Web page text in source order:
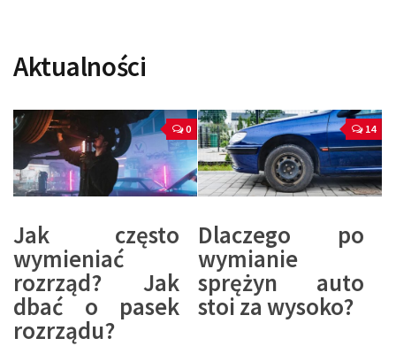
Aktualności
0
Jak często
wymieniać
rozrząd? Jak
dbać o pasek
rozrządu?
14
Dlaczego po
wymianie
sprężyn auto
stoi za wysoko?